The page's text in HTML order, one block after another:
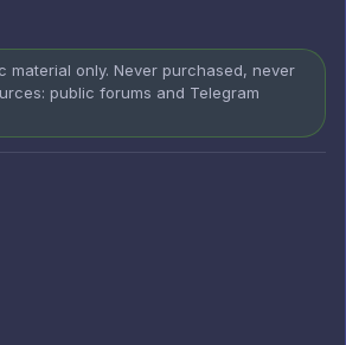
material only. Never purchased, never
public forums and Telegram